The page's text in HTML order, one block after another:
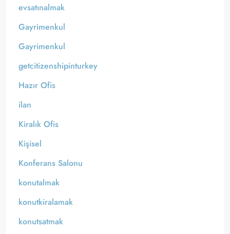
evsatınalmak
Gayrimenkul
Gayrimenkul
getcitizenshipinturkey
Hazır Ofis
ilan
Kiralık Ofis
Kişisel
Konferans Salonu
konutalmak
konutkiralamak
konutsatmak